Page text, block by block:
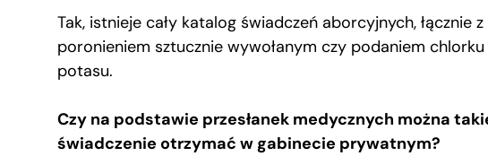
Tak, istnieje cały katalog świadczeń aborcyjnych, łącznie z
poronieniem sztucznie wywołanym czy podaniem chlorku
potasu.
Czy na podstawie przesłanek medycznych można
świadczenie otrzymać w gabinecie prywatnym?